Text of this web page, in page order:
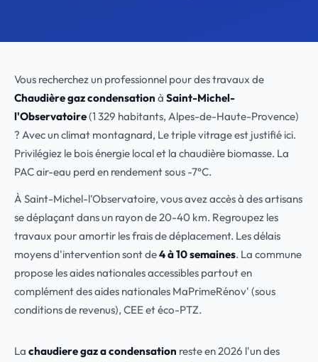
Vous recherchez un professionnel pour des travaux de
Chaudière gaz condensation à Saint-Michel-
l'Observatoire(1 329 habitants, Alpes-de-Haute-Provence)
? Avec un climat montagnard, Le triple vitrage est justifié ici.
Privilégiez le bois énergie local et la chaudière biomasse. La
PAC air-eau perd en rendement sous -7°C.
À Saint-Michel-l'Observatoire, vous avez accès à des artisans
se déplaçant dans un rayon de 20-40 km. Regroupez les
travaux pour amortir les frais de déplacement. Les délais
moyens d'intervention sont de4 à 10 semaines. La commune
propose les aides nationales accessibles partout en
complément des aides nationales MaPrimeRénov' (sous
conditions de revenus), CEE et éco-PTZ.
La chaudiere gaz a condensation reste en 2026 l'un des